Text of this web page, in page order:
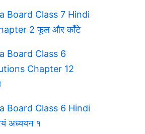
Board Class 7 Hindi
2 फूल और काँटे
Board Class 6
Chapter 12
Board Class 6 Hindi
अध्ययन १